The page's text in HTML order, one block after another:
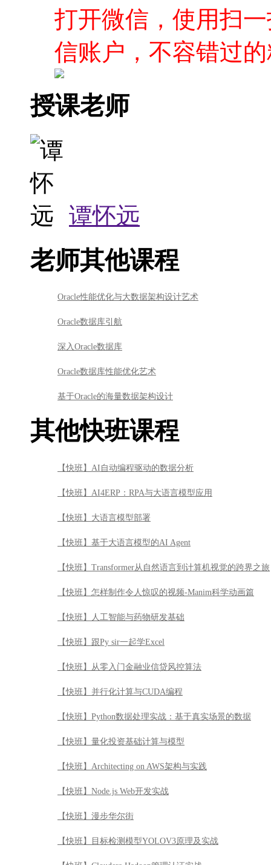
打开微信，使用扫
信账户，不容错过
授课老师
谭怀远
老师其他课程
Oracle性能优化与大数据架构设计艺术
Oracle数据库引航
深入Oracle数据库
Oracle数据库性能优化艺术
基于Oracle的海量数据架构设计
其他快班课程
【快班】AI自动编程驱动的数据分析
【快班】AI4ERP：RPA与大语言模型应用
【快班】大语言模型部署
【快班】基于大语言模型的AI Agent
【快班】Transformer从自然语言到计算机视觉的跨界之旅
【快班】怎样制作令人惊叹的视频-Manim科学动画篇
【快班】人工智能与药物研发基础
【快班】跟Py sir一起学Excel
【快班】从零入门金融业信贷风控算法
【快班】并行化计算与CUDA编程
【快班】Python数据处理实战：基于真实场景的数据
【快班】量化投资基础计算与模型
【快班】Architecting on AWS架构与实践
【快班】Node.js Web开发实战
【快班】漫步华尔街
【快班】目标检测模型YOLOV3原理及实战